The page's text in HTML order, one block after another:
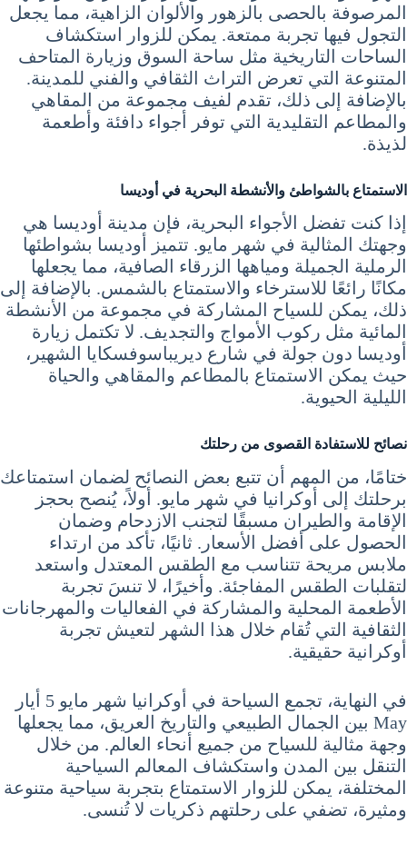
المرصوفة بالحصى بالزهور والألوان الزاهية، مما يجعل
التجول فيها تجربة ممتعة. يمكن للزوار استكشاف
الساحات التاريخية مثل ساحة السوق وزيارة المتاحف
المتنوعة التي تعرض التراث الثقافي والفني للمدينة.
بالإضافة إلى ذلك، تقدم لفيف مجموعة من المقاهي
والمطاعم التقليدية التي توفر أجواء دافئة وأطعمة
لذيذة.
الاستمتاع بالشواطئ والأنشطة البحرية في أوديسا
إذا كنت تفضل الأجواء البحرية، فإن مدينة أوديسا هي
وجهتك المثالية في شهر مايو. تتميز أوديسا بشواطئها
الرملية الجميلة ومياهها الزرقاء الصافية، مما يجعلها
مكانًا رائعًا للاسترخاء والاستمتاع بالشمس. بالإضافة إلى
ذلك، يمكن للسياح المشاركة في مجموعة من الأنشطة
المائية مثل ركوب الأمواج والتجديف. لا تكتمل زيارة
أوديسا دون جولة في شارع ديريباسوفسكايا الشهير،
حيث يمكن الاستمتاع بالمطاعم والمقاهي والحياة
الليلية الحيوية.
نصائح للاستفادة القصوى من رحلتك
ختامًا، من المهم أن تتبع بعض النصائح لضمان استمتاعك
برحلتك إلى أوكرانيا في شهر مايو. أولاً، يُنصح بحجز
الإقامة والطيران مسبقًا لتجنب الازدحام وضمان
الحصول على أفضل الأسعار. ثانيًا، تأكد من ارتداء
ملابس مريحة تتناسب مع الطقس المعتدل واستعد
لتقلبات الطقس المفاجئة. وأخيرًا، لا تنسَ تجربة
الأطعمة المحلية والمشاركة في الفعاليات والمهرجانات
الثقافية التي تُقام خلال هذا الشهر لتعيش تجربة
أوكرانية حقيقية.
في النهاية، تجمع السياحة في أوكرانيا شهر مايو 5 أيار
May بين الجمال الطبيعي والتاريخ العريق، مما يجعلها
وجهة مثالية للسياح من جميع أنحاء العالم. من خلال
التنقل بين المدن واستكشاف المعالم السياحية
المختلفة، يمكن للزوار الاستمتاع بتجربة سياحية متنوعة
ومثيرة، تضفي على رحلتهم ذكريات لا تُنسى.